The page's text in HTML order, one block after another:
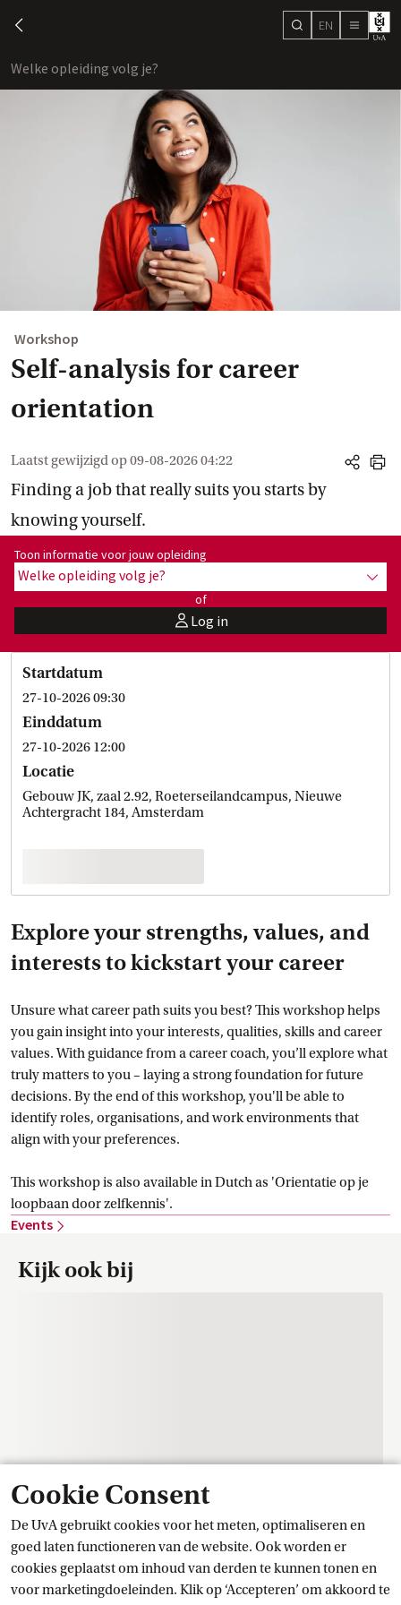
Cookie Consent
De UvA gebruikt cookies voor het meten, optimaliseren en
goed laten functioneren van de website. Ook worden er
cookies geplaatst om inhoud van derden te kunnen tonen en
voor marketingdoeleinden. Klik op ‘Accepteren’ om akkoord te
chevron-left search
EN menu
Welke opleiding volg je?
Workshop
Self-analysis for career
orientation
Laatst gewijzigd op09-08-2026 04:22
share
print
Finding a job that really suits you starts by
knowing yourself.
Toon informatie voor opleiding:
Toon informatie voor jouw opleiding
Welke opleiding volg je? toon
of
userLog in
Startdatum
27-10-2026 09:30
Einddatum
27-10-2026 12:00
Locatie
Gebouw JK, zaal 2.92, Roeterseilandcampus, Nieuwe
Achtergracht 184, Amsterdam
Explore your strengths, values, and
interests to kickstart your career
Unsure what career path suits you best? This workshop helps
you gain insight into your interests, qualities, skills and career
values. With guidance from a career coach, you’ll explore what
truly matters to you – laying a strong foundation for future
decisions. By the end of this workshop, you'll be able to
identify roles, organisations, and work environments that
align with your preferences.
This workshop is also available in Dutch as 'Orientatie op je
loopbaan door zelfkennis'.
Events
Kijk ook bij
Contact
Trainingscentrum Student Services